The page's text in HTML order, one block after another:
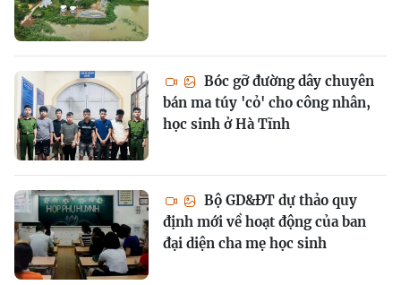
Bóc gỡ đường dây chuyên
bán ma túy 'cỏ' cho công nhân,
học sinh ở Hà Tĩnh
Bộ GD&ĐT dự thảo quy
định mới về hoạt động của ban
đại diện cha mẹ học sinh